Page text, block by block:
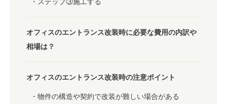
オフィスのエントランス改装時に必要な費用の内訳や
相場は？
オフィスのエントランス改装時の注意ポイント
物件の構造や契約で改装が難しい場合がある